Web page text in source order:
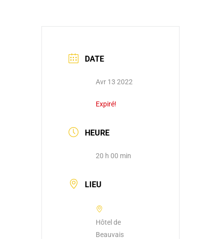
DATE
Avr 13 2022
Expiré!
HEURE
20 h 00 min
LIEU
Hôtel de
Beauvais